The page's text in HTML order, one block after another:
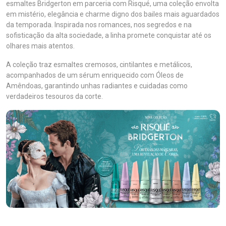
esmaltes Bridgerton em parceria com Risqué, uma coleção envolta
em mistério, elegância e charme digno dos bailes mais aguardados
da temporada. Inspirada nos romances, nos segredos e na
sofisticação da alta sociedade, a linha promete conquistar até os
olhares mais atentos.
A coleção traz esmaltes cremosos, cintilantes e metálicos,
acompanhados de um sérum enriquecido com Óleos de
Amêndoas, garantindo unhas radiantes e cuidadas como
verdadeiros tesouros da corte.